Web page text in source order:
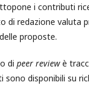
i contributi
di redazione valuta
proposte.
di peer reviewè
sono disponibili su